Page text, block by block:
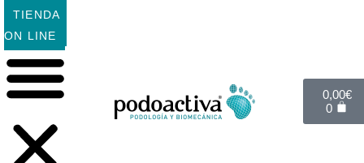
TIENDA
ON LINE
0,00€
0